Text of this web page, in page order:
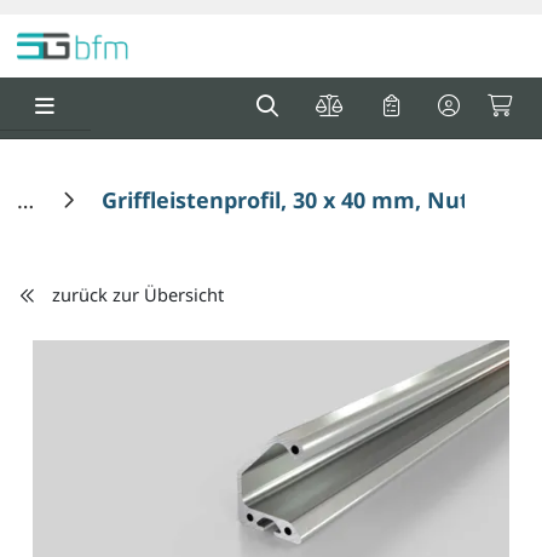
Griffleistenprofil, 30 x 40 mm, Nut 5
zurück zur Übersicht